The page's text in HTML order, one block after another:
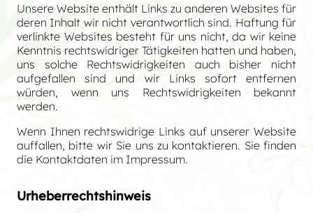
Unsere Website enthält Links zu anderen Websites für
deren Inhalt wir nicht verantwortlich sind. Haftung für
verlinkte Websites besteht für uns nicht, da wir keine
Kenntnis rechtswidriger Tätigkeiten hatten und haben,
uns solche Rechtswidrigkeiten auch bisher nicht
aufgefallen sind und wir Links sofort entfernen
würden, wenn uns Rechtswidrigkeiten bekannt
werden.
Wenn Ihnen rechtswidrige Links auf unserer Website
auffallen, bitte wir Sie uns zu kontaktieren. Sie finden
die Kontaktdaten im Impressum.
Urheberrechtshinweis